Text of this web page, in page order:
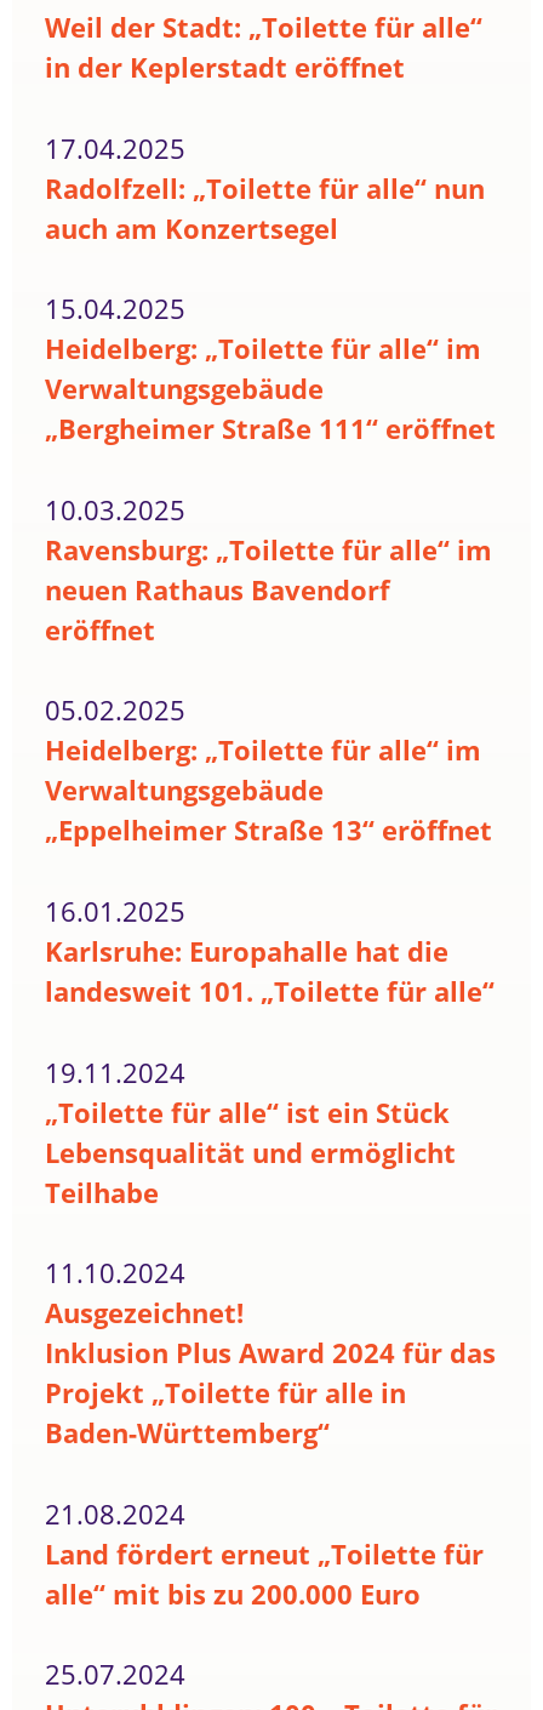
Weil der Stadt: „Toilette für alle“
in der Keplerstadt eröffnet
17.04.2025
Radolfzell: „Toilette für alle“ nun
auch am Konzertsegel
15.04.2025
Heidelberg: „Toilette für alle“ im
Verwaltungsgebäude
„Bergheimer Straße 111“ eröffnet
10.03.2025
Ravensburg: „Toilette für alle“ im
neuen Rathaus Bavendorf
eröffnet
05.02.2025
Heidelberg: „Toilette für alle“ im
Verwaltungsgebäude
„Eppelheimer Straße 13“ eröffnet
16.01.2025
Karlsruhe: Europahalle hat die
landesweit 101. „Toilette für alle“
19.11.2024
„Toilette für alle“ ist ein Stück
Lebensqualität und ermöglicht
Teilhabe
11.10.2024
Ausgezeichnet!
Inklusion Plus Award 2024 für das
Projekt „Toilette für alle in
Baden-Württemberg“
21.08.2024
Land fördert erneut „Toilette für
alle“ mit bis zu 200.000 Euro
25.07.2024